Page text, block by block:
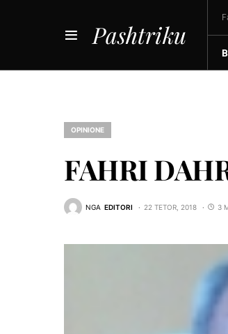
Pashtriku
OPINIONE
FAHRI
NGA EDITORI 22 TETOR, 2018 3